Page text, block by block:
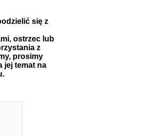
się z
ostrzec lub
z
prosimy
jej temat na